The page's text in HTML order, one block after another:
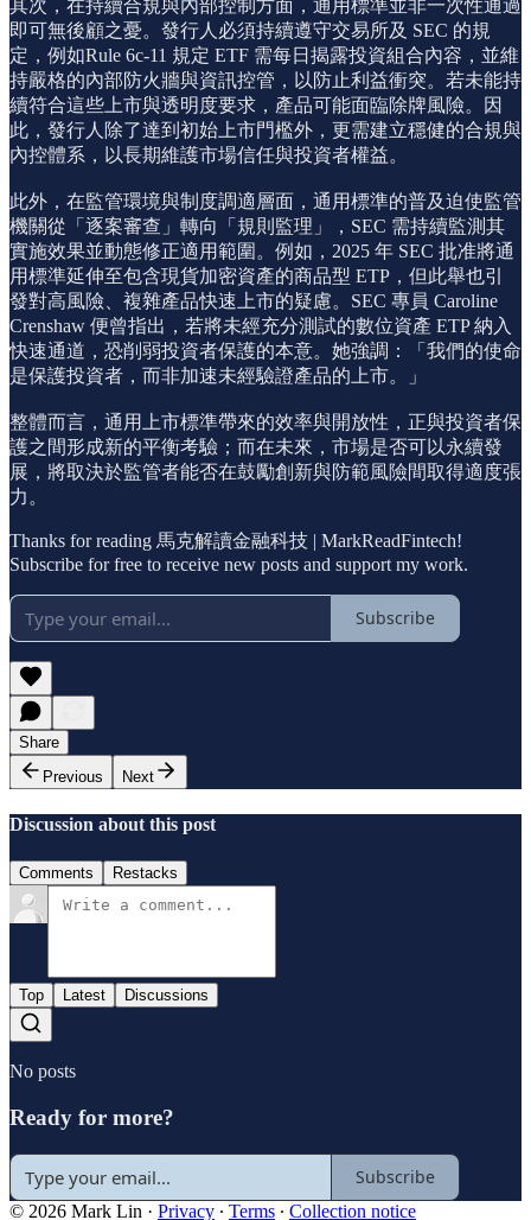
其次，在持續合規與內部控制方面，通用標準並非一次性通過
即可無後顧之憂。發行人必須持續遵守交易所及 SEC 的規
定，例如Rule 6c-11 規定 ETF 需每日揭露投資組合內容，並維
持嚴格的內部防火牆與資訊控管，以防止利益衝突。若未能持
續符合這些上市與透明度要求，產品可能面臨除牌風險。因
此，發行人除了達到初始上市門檻外，更需建立穩健的合規與
內控體系，以長期維護市場信任與投資者權益。
此外，在監管環境與制度調適層面，通用標準的普及迫使監管
機關從「逐案審查」轉向「規則監理」，SEC 需持續監測其
實施效果並動態修正適用範圍。例如，2025 年 SEC 批准將通
用標準延伸至包含現貨加密資產的商品型 ETP，但此舉也引
發對高風險、複雜產品快速上市的疑慮。SEC 專員 Caroline
Crenshaw 便曾指出，若將未經充分測試的數位資產 ETP 納入
快速通道，恐削弱投資者保護的本意。她強調：「我們的使命
是保護投資者，而非加速未經驗證產品的上市。」
整體而言，通用上市標準帶來的效率與開放性，正與投資者保
護之間形成新的平衡考驗；而在未來，市場是否可以永續發
展，將取決於監管者能否在鼓勵創新與防範風險間取得適度張
力。
Thanks for reading 馬克解讀金融科技 | MarkReadFintech!
Subscribe for free to receive new posts and support my work.
Subscribe
Share
Previous
Next
Discussion about this post
Comments Restacks
Top Latest Discussions
No posts
Ready for more?
Subscribe
© 2026 Mark Lin · Privacy ∙ Terms ∙ Collection notice